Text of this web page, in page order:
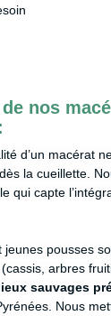
nos
d’un macérat
la cueillette.
qui capte
jeunes pousses
(cassis, arbres
sauvages
Nous